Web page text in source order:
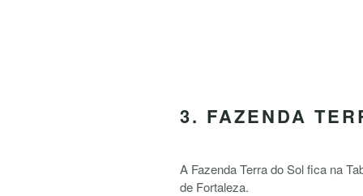
3. FAZENDA
A Fazenda Terra do Sol fica na
de Fortaleza.